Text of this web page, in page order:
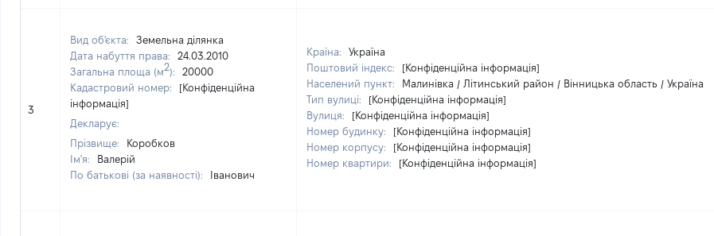
3
Вид об'єкта:
Земельна ділянка
Дата набуття права:
24.03.2010
Загальна площа (м2):
20000
Кадастровий номер:
[Конфіденційна
інформація]
Декларує:
Прізвище:
Коробков
Ім'я:
Валерій
По батькові (за наявності):
Іванович
Країна:
Україна
Поштовий індекс:
[Конфіденційна інформація]
Населений пункт:
Малинівка / Літинський район / Вінницька область / Україна
Тип вулиці:
[Конфіденційна інформація]
Вулиця:
[Конфіденційна інформація]
Номер будинку:
[Конфіденційна інформація]
Номер корпусу:
[Конфіденційна інформація]
Номер квартири:
[Конфіденційна інформація]